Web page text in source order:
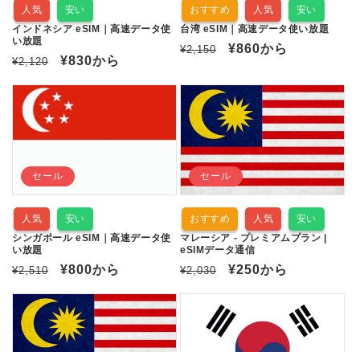
人気
安い
インドネシア eSIM｜高速データ使
い放題
通
価
格
¥2,120
セ
ル
価
格
¥830から
おすすめ 人気
安い
台湾 eSIM｜高速データ使い放題
通
価
格
¥2,150
セ
ル
価
格
¥860から
セール
人気
安い
シンガポール eSIM｜高速データ使
い放題
通
価
格
¥2,510
セ
ル
格
¥800から
セール
おすすめ 人気
安い
マレーシア - プレミアムプラン |
eSIMデータ通信
通
¥2,030
セ
ル
価
格
¥250から